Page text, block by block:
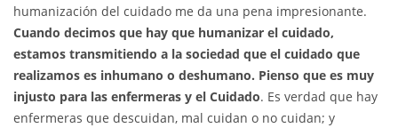
humanización del cuidado me da una pena impresionante.
Cuando decimos que hay que humanizar el cuidado,
estamos transmitiendo a la sociedad que el cuidado que
realizamos es inhumano o deshumano. Pienso que es muy
injusto para las enfermeras y el Cuidado. Es verdad que hay
enfermeras que descuidan, mal cuidan o no cuidan; y